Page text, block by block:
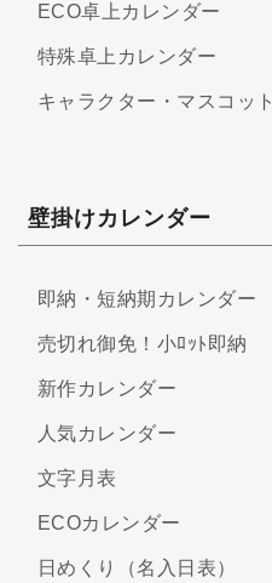
ECO卓上カレンダー
特殊卓上カレンダー
キャラクター・マスコット
壁掛けカレンダー
即納・短納期カレンダー
売切れ御免！小ﾛｯﾄ即納
新作カレンダー
人気カレンダー
文字月表
ECOカレンダー
日めくり（名入日表）